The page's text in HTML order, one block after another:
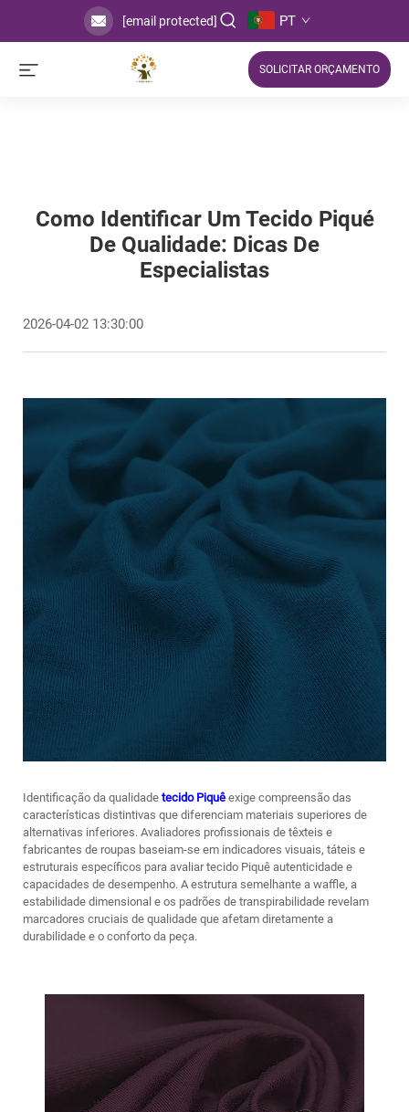
[email protected] PT
SOLICITAR ORÇAMENTO
Como Identificar Um Tecido Piqué
De Qualidade: Dicas De
Especialistas
2026-04-02 13:30:00
Identificação da qualidade tecido Piquê exige compreensão das
características distintivas que diferenciam materiais superiores de
alternativas inferiores. Avaliadores profissionais de têxteis e
fabricantes de roupas baseiam-se em indicadores visuais, táteis e
estruturais específicos para avaliartecido Piquê autenticidade e
capacidades de desempenho. A estrutura semelhante a waffle, a
estabilidade dimensional e os padrões de transpirabilidade revelam
marcadores cruciais de qualidade que afetam diretamente a
durabilidade e o conforto da peça.